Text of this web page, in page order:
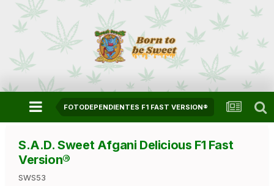
FOTODEPENDIENTES F1 FAST VERSION®
S.A.D. Sweet Afgani Delicious F1 Fast
Version®
SWS53